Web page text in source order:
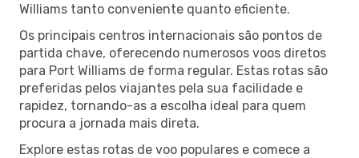
Williams tanto conveniente quanto eficiente.
Os principais centros internacionais são pontos de
partida chave, oferecendo numerosos voos diretos
para Port Williams de forma regular. Estas rotas são
preferidas pelos viajantes pela sua facilidade e
rapidez, tornando-as a escolha ideal para quem
procura a jornada mais direta.
Explore estas rotas de voo populares e comece a